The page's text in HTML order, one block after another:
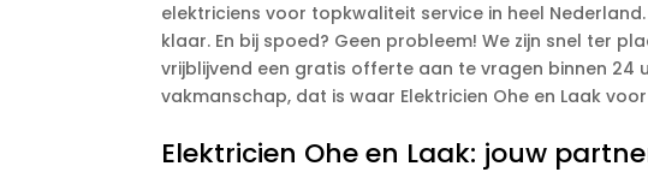
elektriciens voor topkwaliteit service in heel
klaar. En bij spoed? Geen probleem! We zijn snel ter
vrijblijvend een gratis offerte aan te vragen binnen
vakmanschap, dat is waar Elektricien Ohe en Laak
Elektricien Ohe en Laak: jouw